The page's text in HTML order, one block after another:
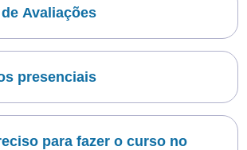
Avaliações
presenciais
para fazer o curso no